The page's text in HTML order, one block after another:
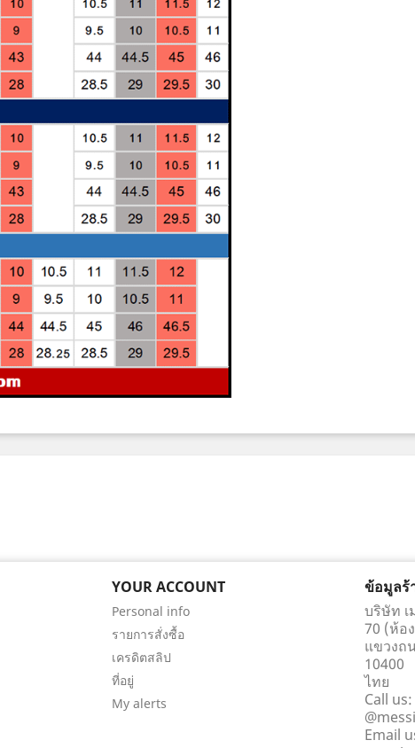
YOUR ACCOUNT
Personal info
รายการสั่งซื้อ
เครดิตสลิป
ที่อยู่
My alerts
ข้อมูลร้
บริษัท เ
70 (ห้อ
แขวงถ
10400
ไทย
Call us:
Email